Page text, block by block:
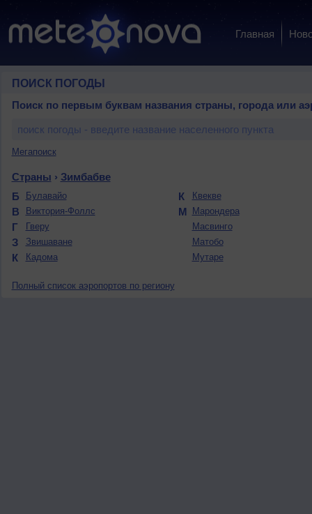
Главная
ПОИСК ПОГОДЫ
Поиск по первым буквам названия страны, города или
Мегапоиск
Страны › Зимбабве
Б
Булавайо
В Виктория-Фоллс
Г Гверу
З Звишаване
К Кадома
К Квекве
М
Марондера
Масвинго
Матобо
Мутаре
Полный список аэропортов по региону